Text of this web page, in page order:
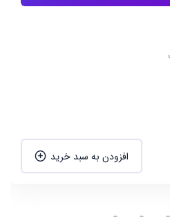
افزودن به سبد خرید